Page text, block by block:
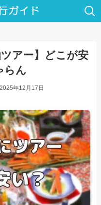
アー】どこが安
らん
2025年12月17日